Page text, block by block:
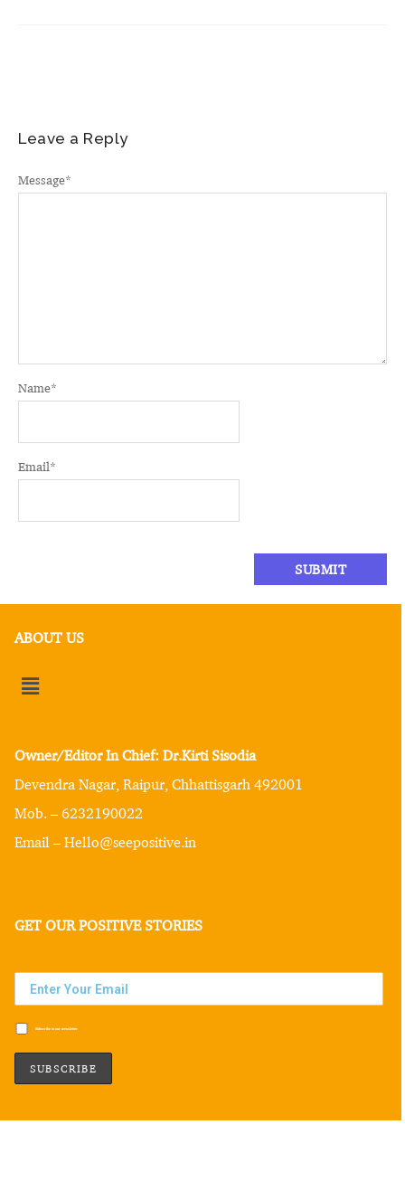
Leave a Reply
Message*
Name*
Email*
ABOUT US
Owner/Editor In Chief: Dr.Kirti Sisodia
Devendra Nagar, Raipur, Chhattisgarh 492001
Mob. – 6232190022
Email – Hello@seepositive.in
GET OUR POSITIVE STORIES
Subscribe to our newsletter